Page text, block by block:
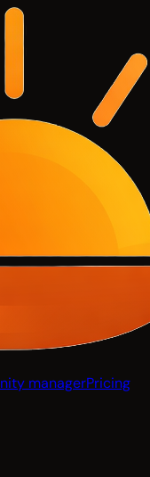
managerPricing